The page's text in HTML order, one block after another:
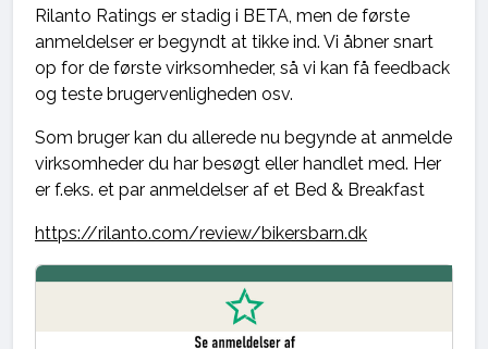
Rilanto Ratings er stadig i BETA, men de første
anmeldelser er begyndt at tikke ind. Vi åbner snart
op for de første virksomheder, så vi kan få feedback
og teste brugervenligheden osv.
Som bruger kan du allerede nu begynde at anmelde
virksomheder du har besøgt eller handlet med. Her
er f.eks. et par anmeldelser af et Bed & Breakfast
https://rilanto.com/review/bikersbarn.dk